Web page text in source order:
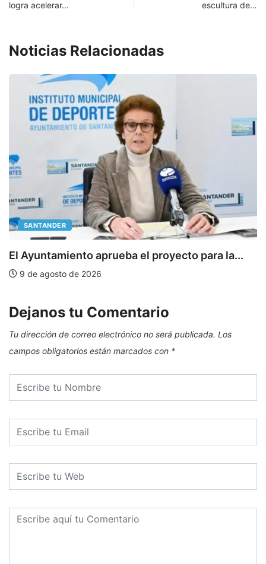
logra acelerar…
escultura de…
Noticias Relacionadas
SANTANDER
El Ayuntamiento aprueba el proyecto para la...
9 de agosto de 2026
Dejanos tu Comentario
Tu dirección de correo electrónico no será publicada. Los
campos obligatorios están marcados con *